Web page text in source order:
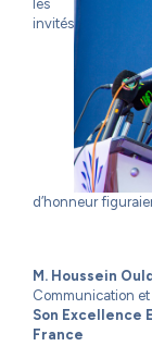
les
invités
d’honneur
M. Houssein
Communication et
Son Excellence
France